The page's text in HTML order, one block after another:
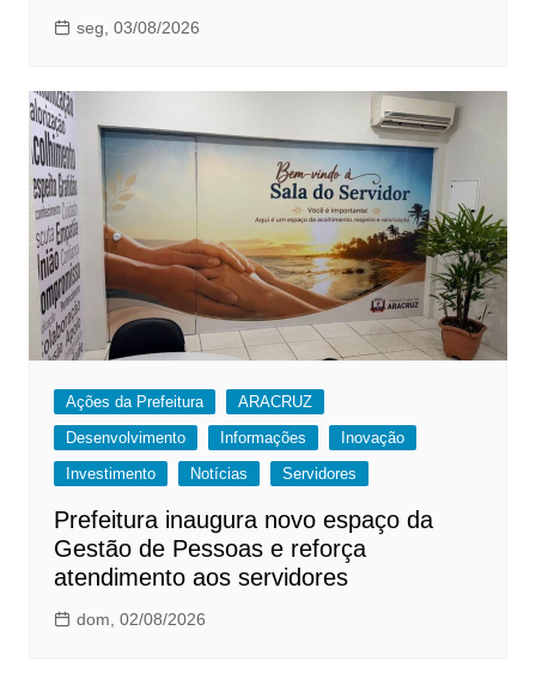
seg, 03/08/2026
Ações da Prefeitura
ARACRUZ
Desenvolvimento
Informações
Inovação
Investimento
Notícias Servidores
Prefeitura inaugura novo espaço da
Gestão de Pessoas e reforça
atendimento aos servidores
dom, 02/08/2026